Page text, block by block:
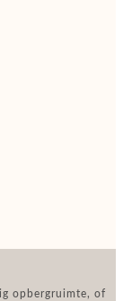
opbergruimte, of